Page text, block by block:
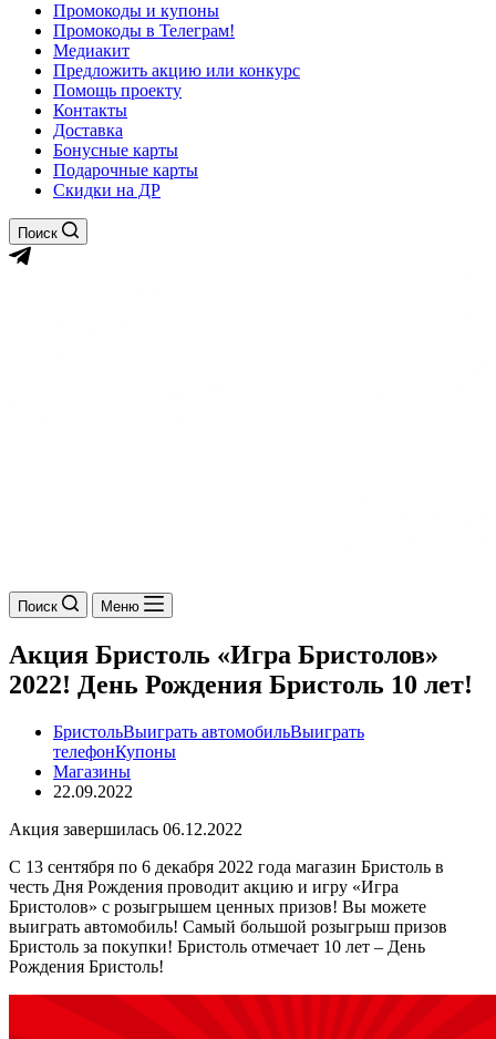
Промокоды и купоны
Промокоды в Телеграм!
Медиакит
Предложить акцию или конкурс
Помощь проекту
Контакты
Доставка
Бонусные карты
Подарочные карты
Скидки на ДР
Поиск
Поиск Меню
Акция Бристоль «Игра Бристолов»
2022! День Рождения Бристоль 10 лет!
БристольВыиграть автомобильВыиграть
телефонКупоны
Магазины
22.09.2022
Акция завершилась 06.12.2022
С 13 сентября по 6 декабря 2022 года магазин Бристоль в
честь Дня Рождения проводит акцию и игру «Игра
Бристолов» с розыгрышем ценных призов! Вы можете
выиграть автомобиль! Самый большой розыгрыш призов
Бристоль за покупки! Бристоль отмечает 10 лет – День
Рождения Бристоль!